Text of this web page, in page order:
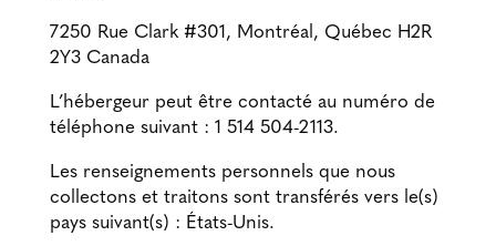
7250 Rue Clark #301, Montréal, Québec H2R
2Y3 Canada
L’hébergeur peut être contacté au numéro de
téléphone suivant : 1 514 504-2113.
Les renseignements personnels que nous
collectons et traitons sont transférés vers le(s)
pays suivant(s) : États-Unis.